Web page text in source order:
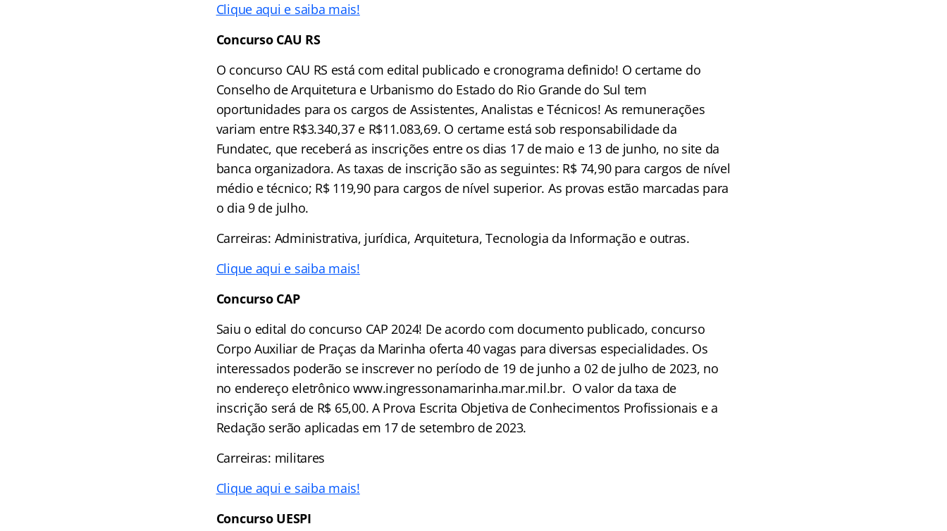
Clique aqui e saiba mais!
Concurso CAU RS
O concurso CAU RS está com edital publicado e cronograma definido! O certame do
Conselho de Arquitetura e Urbanismo do Estado do Rio Grande do Sul tem
oportunidades para os cargos de Assistentes, Analistas e Técnicos! As remunerações
variam entre R$3.340,37 e R$11.083,69. O certame está sob responsabilidade da
Fundatec, que receberá as inscrições entre os dias 17 de maio e 13 de junho, no site da
banca organizadora. As taxas de inscrição são as seguintes: R$ 74,90 para cargos de nível
médio e técnico; R$ 119,90 para cargos de nível superior. As provas estão marcadas para
o dia 9 de julho.
Carreiras: Administrativa, jurídica, Arquitetura, Tecnologia da Informação e outras.
Clique aqui e saiba mais!
ConcursoCAP
Saiu o edital do concurso CAP 2024! De acordo com documento publicado, concurso
Corpo Auxiliar de Praças da Marinha oferta 40 vagas para diversas especialidades. Os
interessados poderão se inscrever no período de 19 de junho a 02 de julho de 2023, no
no endereço eletrônico www.ingressonamarinha.mar.mil.br. O valor da taxa de
inscrição será de R$ 65,00. A Prova Escrita Objetiva de Conhecimentos Profissionais e a
Redação serão aplicadas em 17 de setembro de 2023.
Carreiras: militares
Clique aqui e saiba mais!
Concurso UESPI